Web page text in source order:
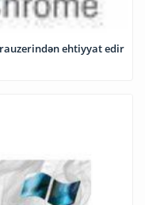
ehtiyyat edir